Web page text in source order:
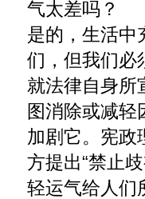
气太差吗？
是的，生活中
们，但我们必
就法律自身所
图消除或减轻
加剧它。宪政
方提出“禁止
轻运气给人们